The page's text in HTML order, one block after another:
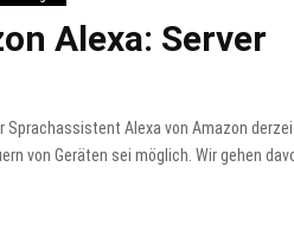
Alexa: Server
Sprachassistent Alexa von Amazon
von Geräten sei möglich. Wir gehen